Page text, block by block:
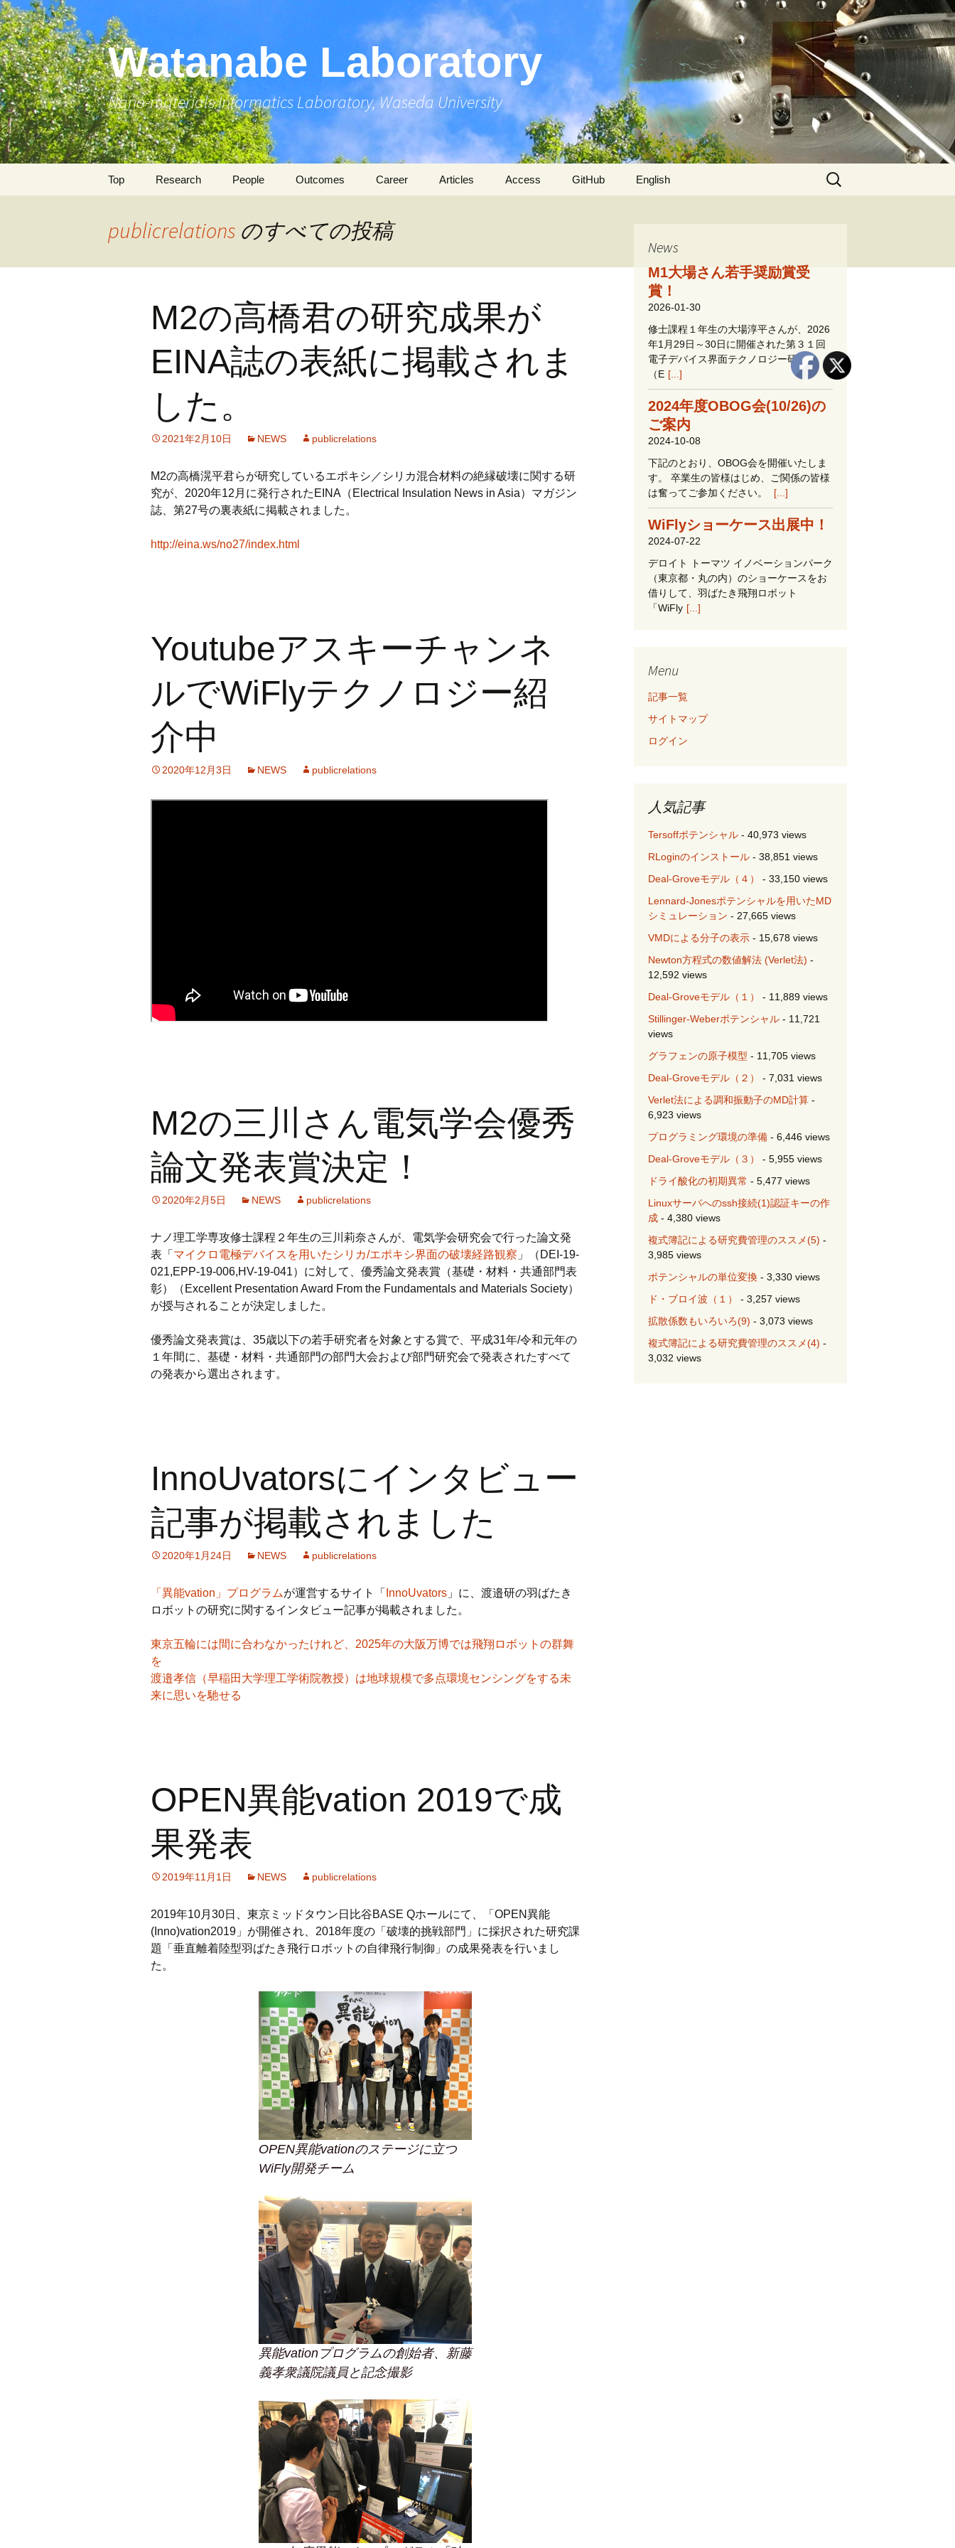
コ
ン
テ
ン
ツ
へ
ス
キ
ッ
プ
Watanabe Laboratory
Nano-materials Informatics Laboratory, Waseda University
Top Research
Si Energy Harvester
Flapping MAV (WiFly)
Equipments
People
Members
Outcomes
Presentations
Patents
Career Articles Access GitHub English
検
索:
publicrelations のすべての投稿
M2の高橋君の研究成果が
EINA誌の表紙に掲載されま
した。
2021年2月10日 NEWS publicrelations
M2の高橋滉平君らが研究しているエポキシ／シリカ混合材料の絶縁破壊に関する研
究が、2020年12月に発行されたEINA（Electrical Insulation News in Asia）マガジン
誌、第27号の裏表紙に掲載されました。
http://eina.ws/no27/index.html
Youtubeアスキーチャンネ
ルでWiFlyテクノロジー紹
介中
2020年12月3日 NEWS publicrelations
M2の三川さん電気学会優秀
論文発表賞決定！
2020年2月5日 NEWS publicrelations
ナノ理工学専攻修士課程２年生の三川莉奈さんが、電気学会研究会で行った論文発
表「 マイクロ電極デバイスを用いたシリカ/エポキシ界面の破壊経路観察 」（DEI-19-
021,EPP-19-006,HV-19-041）に対して、優秀論文発表賞（基礎・材料・共通部門表
彰）（Excellent Presentation Award From the Fundamentals and Materials Society）
が授与されることが決定しました。
優秀論文発表賞は、 35歳以下の若手研究者を対象とする賞で、平成31年/令和元年の
１年間に、基礎・材料・共通部門の部門大会および部門研究会で発表されたすべて
の発表から選出されます。
InnoUvatorsにインタビュー
記事が掲載されました
2020年1月24日 NEWS publicrelations
「異能vation」プログラムが運営するサイト「 InnoUvators 」に、渡邉研の羽ばたき
ロボットの研究に関するインタビュー記事が掲載されました。
東京五輪には間に合わなかったけれど、2025年の大阪万博では飛翔ロボットの群舞
を
渡邉孝信（早稲田大学理工学術院教授）は地球規模で多点環境センシングをする未
来に思いを馳せる
OPEN異能vation 2019で成
果発表
2019年11月1日 NEWS publicrelations
2019年10月30日、東京ミッドタウン日比谷BASE Qホールにて、「OPEN異能
(Inno)vation2019」が開催され、2018年度の「破壊的挑戦部門」に採択された研究課
題「垂直離着陸型羽ばたき飛行ロボットの自律飛行制御」の成果発表を行いまし
た。
OPEN異能vationのステージに立つ
WiFly開発チーム
異能vationプログラムの創始者、新藤
義孝衆議院議員と記念撮影
News
M1大場さん若手奨励賞受
賞！
2026-01-30
修士課程１年生の大場淳平さんが、2026
年1月29日～30日に開催された第３１回
電子デバイス界面テクノロジー研究会
（E [...]
2024年度OBOG会(10/26)の
ご案内
2024-10-08
下記のとおり、OBOG会を開催いたしま
す。 卒業生の皆様はじめ、ご関係の皆様
は奮ってご参加ください。
[...]
WiFlyショーケース出展中！
2024-07-22
デロイト トーマツ イノベーションパーク
（東京都・丸の内）のショーケースをお
借りして、羽ばたき飛翔ロボット
「WiFly [...]
Menu
記事一覧
サイトマップ
ログイン
人気記事
Tersoffポテンシャル - 40,973 views
RLoginのインストール - 38,851 views
Deal-Groveモデル（４）
- 33,150 views
Lennard-Jonesポテンシャルを用いたMD
シミュレーション - 27,665 views
VMDによる分子の表示 - 15,678 views
Newton方程式の数値解法 (Verlet法) -
12,592 views
Deal-Groveモデル（１）
- 11,889 views
Stillinger-Weberポテンシャル - 11,721
views
グラフェンの原子模型 - 11,705 views
Deal-Groveモデル（２）
- 7,031 views
Verlet法による調和振動子のMD計算 -
6,923 views
プログラミング環境の準備 - 6,446 views
Deal-Groveモデル（３）
- 5,955 views
ドライ酸化の初期異常 - 5,477 views
Linuxサーバへのssh接続(1)認証キーの作
成 - 4,380 views
複式簿記による研究費管理のススメ(5) -
3,985 views
ポテンシャルの単位変換 - 3,330 views
ド・ブロイ波（１）
- 3,257 views
拡散係数もいろいろ(9) - 3,073 views
複式簿記による研究費管理のススメ(4) -
3,032 views